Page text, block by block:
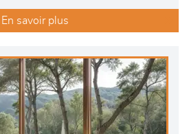
En savoir plus